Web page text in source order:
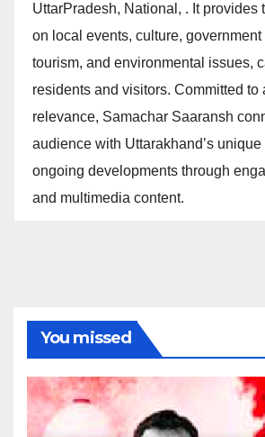
UttarPradesh, National, . It provides
on local events, culture,
tourism, and environmental issues,
residents and visitors. Committed to
relevance, Samachar Saaransh
audience with Uttarakhand’s unique
ongoing developments through
and multimedia content.
You missed